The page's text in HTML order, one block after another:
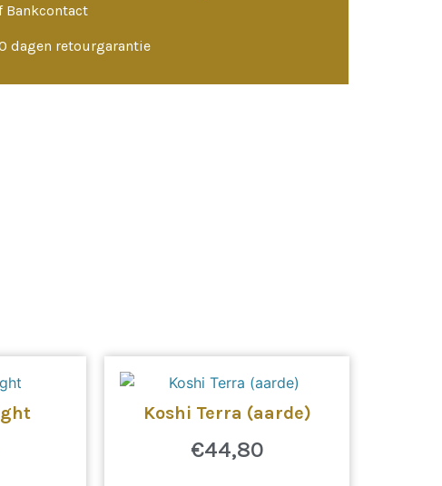
Bankcontact
dagen retourgarantie
Koshi Terra (aarde)
€44,80